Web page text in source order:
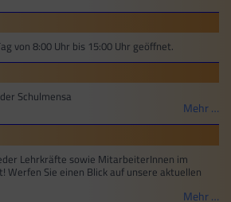
von 8:00 Uhr bis 15:00 Uhr geöffnet.
Schulmensa
Mehr …
Lehrkräfte sowie MitarbeiterInnen im
Werfen Sie einen Blick auf unsere aktuellen
Mehr …